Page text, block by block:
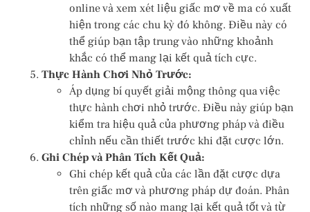
online và xem xét liệu giấc mơ về ma có xuất
hiện trong các chu kỳ đó không. Điều này có
thể giúp bạn tập trung vào những khoảnh
khắc có thể mang lại kết quả tích cực.
Thực Hành Chơi Nhỏ Trước:
Áp dụng bí quyết giải mộng thông qua việc
thực hành chơi nhỏ trước. Điều này giúp bạn
kiểm tra hiệu quả của phương pháp và điều
chỉnh nếu cần thiết trước khi đặt cược lớn.
Ghi Chép và Phân Tích Kết Quả:
Ghi chép kết quả của các lần đặt cược dựa
trên giấc mơ và phương pháp dự đoán. Phân
tích những số nào mang lại kết quả tốt và từ